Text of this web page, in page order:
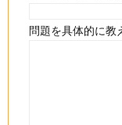
問題を具体的に教